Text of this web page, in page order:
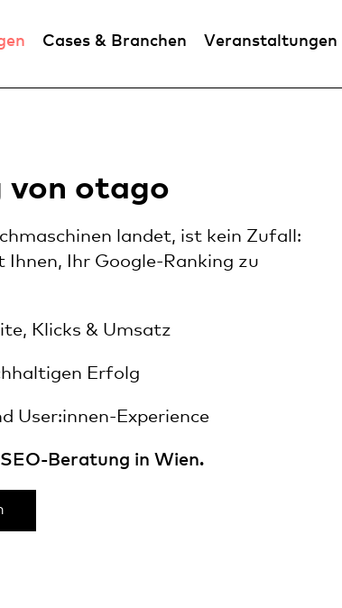
Cases & Branchen Veranstaltungen
von otago
landet, ist kein Zufall:
Ihr Google-Ranking zu
Klicks & Umsatz
Erfolg
User:innen-Experience
Beratung in Wien.